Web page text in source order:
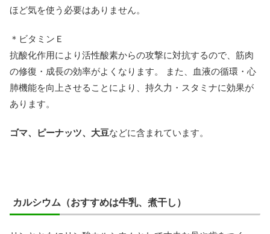
ほど気を使う必要はありません。
＊ビタミンＥ
抗酸化作用により活性酸素からの攻撃に対抗するので、筋肉
の修復・成長の効率がよくなります。 また、血液の循環・心
肺機能を向上させることにより、持久力・スタミナに効果が
あります。
ゴマ、ピーナッツ、大豆などに含まれています。
カルシウム（おすすめは牛乳、煮干し）